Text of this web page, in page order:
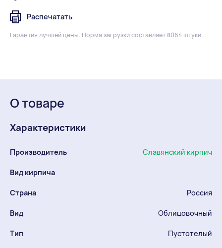
Распечатать
Гарантия лучшей цены. Норма загрузки составляет 8064 штуки. .
О товаре
Характеристики
Производитель Славянский кирпич
Вид кирпича
Страна Россия
Вид Облицовочный
Тип Пустотелый